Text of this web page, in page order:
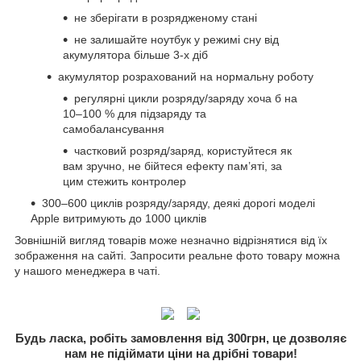
не зберігати в розрядженому стані
не залишайте ноутбук у режимі сну від
акумулятора більше 3-х діб
акумулятор розрахований на нормальну роботу
регулярні цикли розряду/заряду хоча б на
10–100 % для підзаряду та
самобалансування
частковий розряд/заряд, користуйтеся як
вам зручно, не бійтеся ефекту пам’яті, за
цим стежить контролер
300–600 циклів розряду/заряду, деякі дорогі моделі
Apple витримують до 1000 циклів
Зовнішній вигляд товарів може незначно відрізнятися від їх
зображення на сайті. Запросити реальне фото товару можна
у нашого менеджера в чаті.
Будь ласка, робіть замовлення від 300грн, це дозволяє
нам не підіймати ціни на дрібні товари!